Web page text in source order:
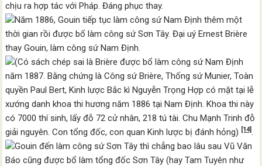
chịu ra hợp tác với Pháp. Đáng phục thay.
Năm 1886, Gouin tiếp tục làm công sứ Nam Định thêm một
thời gian rồi được bổ làm công sứ Sơn Tây. Đại uý Ernest Brière
thay Gouin, làm công sứ Nam Định.
(Có sách chép sai là Brière được bổ làm công sứ Nam Định
năm 1887. Bằng chứng là Công sứ Brière, Thống sứ Munier, Toàn
quyền Paul Bert, Kinh lược Bắc kì Nguyễn Trọng Hợp có mặt tại lễ
xướng danh khoa thi hương năm 1886 tại Nam Định. Khoa thi này
có 7000 thí sinh, lấy đỗ 72 cử nhân, 218 tú tài. Chu Mạnh Trinh đỗ
giải nguyên. Con tổng đốc, con quan Kinh lược bị đánh hỏng)
[14].
Gouin đến làm công sứ Sơn Tây thì chẳng bao lâu sau Vũ Văn
Báo cũng được bổ làm tổng đốc Sơn Tây (hay Tam Tuyên như